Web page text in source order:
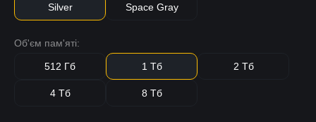
Silver Space Gray
Об'єм пам'яті:
512 Гб 1 Тб 2 Тб
4 Тб 8 Тб